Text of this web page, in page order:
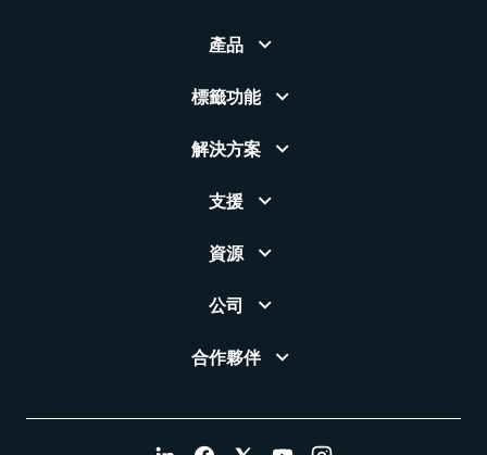
產品
標籤功能
解決方案
支援
資源
公司
合作夥伴